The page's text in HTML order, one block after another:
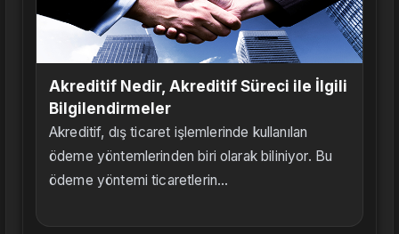
Akreditif Nedir, Akreditif Süreci ile İlgili
Bilgilendirmeler
Akreditif, dış ticaret işlemlerinde kullanılan
ödeme yöntemlerinden biri olarak biliniyor. Bu
ödeme yöntemi ticaretlerin...